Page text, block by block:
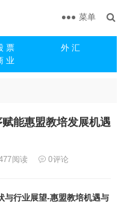
票
外 汇
业
菜单
能惠盟教培发展机遇
阅读 0评论
与行业展望-惠盟教培机遇与